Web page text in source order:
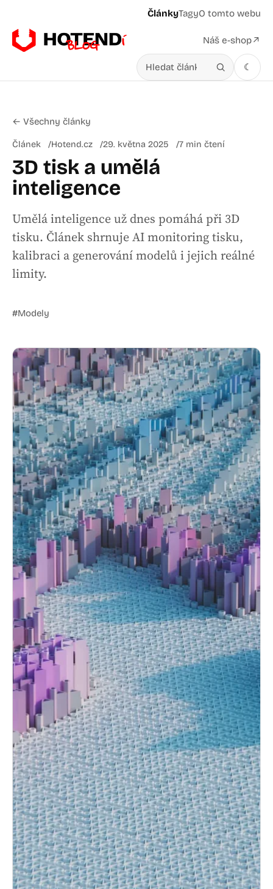
ČlánkyTagyO tomto webu
Náš e-shop↗
Hledat v článcích ☾
← Všechny články
Článek Hotend.cz 29. května 2025 7 min čtení
3D tisk a umělá
inteligence
Umělá inteligence už dnes pomáhá při 3D
tisku. Článek shrnuje AI monitoring tisku,
kalibraci a generování modelů i jejich reálné
limity.
#Modely